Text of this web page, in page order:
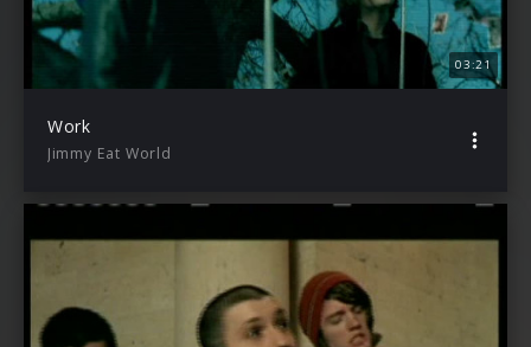
03:21
Work
Jimmy Eat World